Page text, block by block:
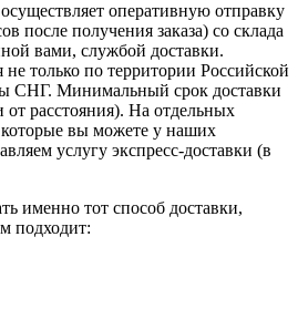
оперативную отправку
после получения заказа) со склада
вами, службой доставки.
не только по территории Российской
СНГ. Минимальный срок доставки
от расстояния). На отдельных
вы можете у наших
услугу экспресс-доставки (в
именно тот способ доставки,
подходит: